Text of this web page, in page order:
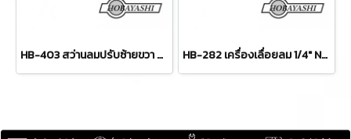
HB-403 สว่านลมปรับซ้ายขวา ขนาด 3/8" (10 มม.) ความเร็วรอบ 1800 RPM HOBAYASHI HB-282 เครื่องเลื่อยลม 1/4" NPT ขนาดสายลม 3/8" สามารถตัดได้สูงสุด 1.5 มม. HOBAYASHI